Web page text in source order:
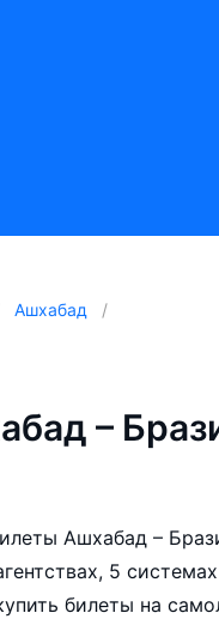
Ашхабад
–
Ашхабад –
5 системах
билеты на